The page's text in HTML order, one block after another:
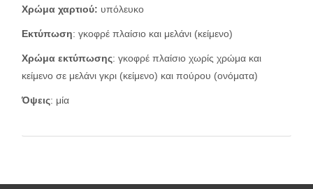
Χρώμα χαρτιού: υπόλευκο
Εκτύπωση: γκοφρέ πλαίσιο και μελάνι (κείμενο)
Χρώμα εκτύπωσης: γκοφρέ πλαίσιο χωρίς χρώμα και
κείμενο σε μελάνι γκρι (κείμενο) και πούρου (ονόματα)
Όψεις: μία